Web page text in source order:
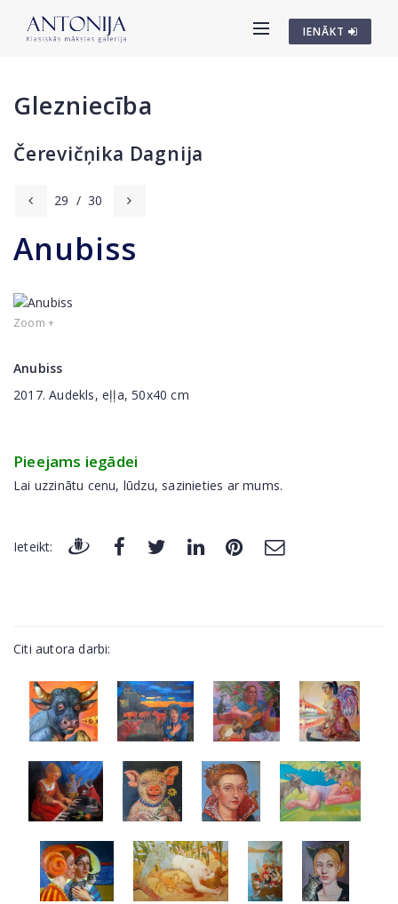
IENĀKT
Glezniecība
Čerevičņika Dagnija
29 / 30
Anubiss
Zoom +
Anubiss
2017. Audekls, eļļa, 50x40 cm
Pieejams iegādei
Lai uzzinātu cenu, lūdzu, sazinieties ar mums.
Ieteikt:
Citi autora darbi: